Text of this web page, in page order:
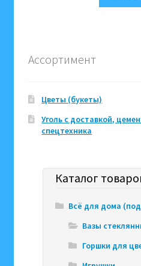
Ассортимент
Цветы (букеты)
Уголь с доставкой,
спецтехника
Каталог
Всё для дома
Вазы
Горшки для